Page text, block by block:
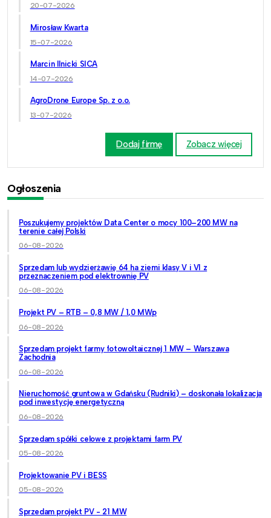
20-07-2026
Mirosław Kwarta
15-07-2026
Marcin Ilnicki SICA
14-07-2026
AgroDrone Europe Sp. z o.o.
13-07-2026
Dodaj firmę Zobacz więcej
Ogłoszenia
Poszukujemy projektów Data Center o mocy 100–200 MW na
terenie całej Polski
06-08-2026
Sprzedam lub wydzierżawię 64 ha ziemi klasy V i VI z
przeznaczeniem pod elektrownię PV
06-08-2026
Projekt PV – RTB – 0,8 MW / 1,0 MWp
06-08-2026
Sprzedam projekt farmy fotowoltaicznej 1 MW – Warszawa
Zachodnia
06-08-2026
Nieruchomość gruntowa w Gdańsku (Rudniki) – doskonała lokalizacja
pod inwestycję energetyczną
06-08-2026
Sprzedam spółki celowe z projektami farm PV
05-08-2026
Projektowanie PV i BESS
05-08-2026
Sprzedam projekt PV - 21 MW